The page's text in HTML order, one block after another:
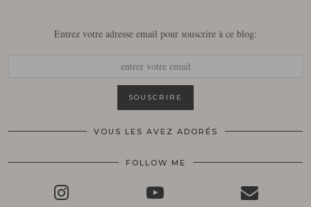
Entrez votre adresse email pour souscrire à ce blog:
VOUS LES AVEZ ADORÉS
FOLLOW ME